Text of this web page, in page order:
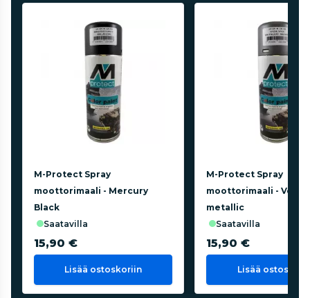
M-Protect Spray
moottorimaali - Mercury
Black
saatavilla
15,90 €
Lisää ostoskoriin
M-Protect Spray
moottorimaali - Volvo
metallic
saatavilla
15,90 €
Lisää